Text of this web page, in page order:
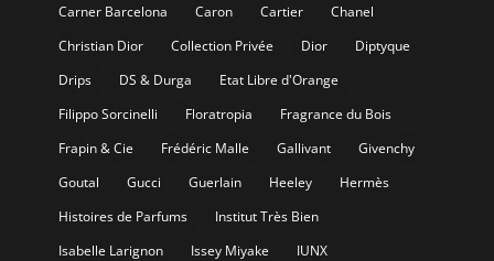
Carner Barcelona
Caron Cartier
Chanel
Christian Dior
Collection Privée Dior
Diptyque
Drips
DS & Durga
Etat Libre d'Orange
Filippo Sorcinelli
Floratropia
Fragrance du Bois
Frapin & Cie
Frédéric Malle Gallivant
Givenchy
Goutal
Gucci Guerlain Heeley
Hermès
Histoires de Parfums
Institut Très Bien
Isabelle Larignon
Issey Miyake
IUNX